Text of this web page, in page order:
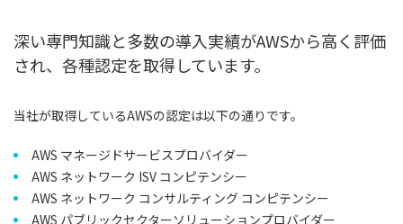
深い専門知識と多数の導入実績がAWSから高く評価
され、各種認定を取得しています。
当社が取得しているAWSの認定は以下の通りです。
AWS マネージドサービスプロバイダー
AWS ネットワーク ISV コンピテンシー
AWS ネットワーク コンサルティング コンピテンシー
AWS パブリックセクターソリューションプロバイダー